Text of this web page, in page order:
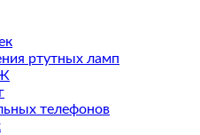
ртутных ламп
телефонов